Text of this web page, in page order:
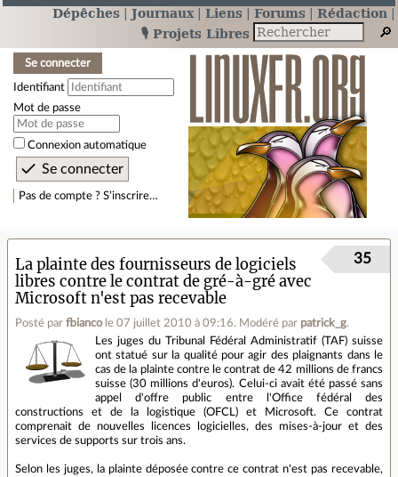
Dépêches Journaux Liens Forums
Rédaction
🎙️ Projets Libres
Se connecter
Identifiant
Mot de passe
Connexion automatique
Pas de compte ? S’inscrire…
La plainte des fournisseurs de logiciels
libres contre le contrat de gré-à-gré avec
Microsoft n'est pas recevable
Posté par fbianco le 07 juillet 2010 à 09:16. Modéré par patrick_g.
35
Les juges du Tribunal Fédéral Administratif (TAF) suisse
ont statué sur la qualité pour agir des plaignants dans le
cas de la plainte contre le contrat de 42 millions de francs
suisse (30 millions d'euros). Celui-ci avait été passé sans
appel d'offre public entre l'Office fédéral des
constructions et de la logistique (OFCL) et Microsoft. Ce contrat
comprenait de nouvelles licences logicielles, des mises-à-jour et des
services de supports sur trois ans.
Selon les juges, la plainte déposée contre ce contrat n'est pas recevable,